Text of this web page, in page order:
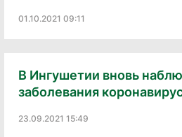
01.10.2021 09:11
В Ингушетии вновь
заболевания
23.09.2021 15:49